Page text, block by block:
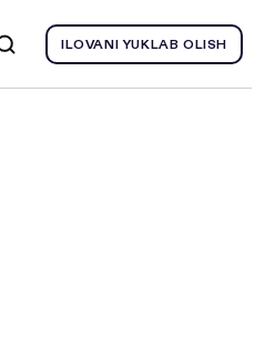
ILOVANI YUKLAB OLISH